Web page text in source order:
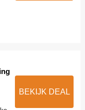
BEKIJK DEAL